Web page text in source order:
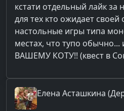
кстати отдельный лайк за
для тех кто ожидает своей
настольные игры типа
местах, что тупо
ВАШЕМУ КОТУ!! (квест в
Елена Асташкина